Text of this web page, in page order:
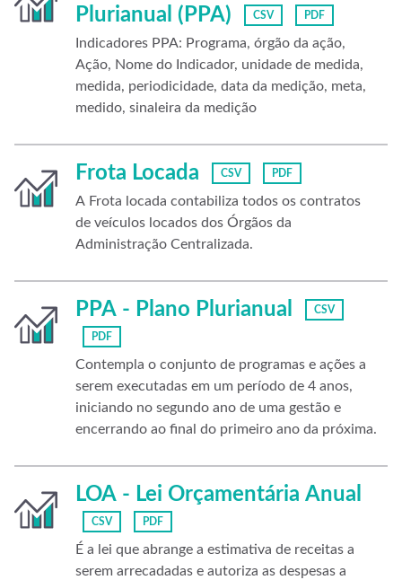
Plurianual (PPA)
CSV PDF
Indicadores PPA: Programa, órgão da ação,
Ação, Nome do Indicador, unidade de medida,
medida, periodicidade, data da medição, meta,
medido, sinaleira da medição
Frota Locada CSV PDF
A Frota locada contabiliza todos os contratos
de veículos locados dos Órgãos da
Administração Centralizada.
PPA - Plano Plurianual CSV
PDF
Contempla o conjunto de programas e ações a
serem executadas em um período de 4 anos,
iniciando no segundo ano de uma gestão e
encerrando ao final do primeiro ano da próxima.
LOA - Lei Orçamentária Anual
CSV PDF
É a lei que abrange a estimativa de receitas a
serem arrecadadas e autoriza as despesas a